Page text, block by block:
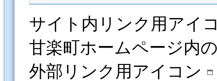
サイト内リンク用アイ
甘楽町ホームページ内
外部リンク用アイコン